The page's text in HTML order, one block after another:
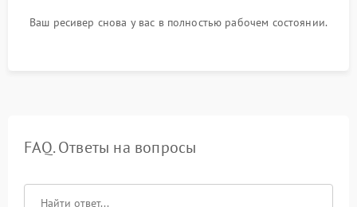
Ваш ресивер снова у вас в полностью рабочем состоянии.
FAQ. Ответы на вопросы